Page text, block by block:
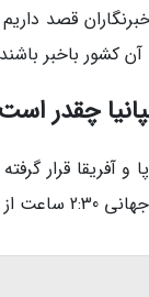
قصد
کشور باخبر
چقدر
و آفریقا
عنوان مثال: